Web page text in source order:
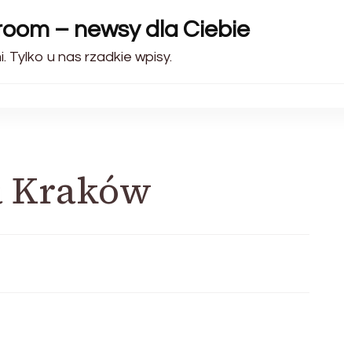
– newsy dla Ciebie
Tylko u nas rzadkie wpisy.
Kraków